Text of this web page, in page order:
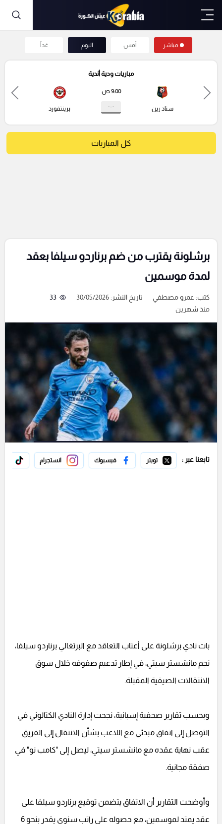
مباشر أمس اليوم غداً
مباريات ودية أندية
ستاد رين
9:00 ص
- : - برينتفورد
كل المباريات
برشلونة يقترب من ضم برناردو سيلفا بعقد
لمدة موسمين
كتب: عمرو مصطفي تاريخ النشر: 30/05/2026
33
منذ شهرين
تابعنا عبر : تويتر فيسبوك انستجرام
بات نادي برشلونة على أعتاب التعاقد مع البرتغالي برناردو سيلفا،
نجم مانشستر سيتي، في إطار تدعيم صفوفه خلال سوق
الانتقالات الصيفية المقبلة.
وبحسب تقارير صحفية إسبانية، نجحت إدارة النادي الكتالوني في
التوصل إلى اتفاق مبدئي مع اللاعب بشأن الانتقال إلى الفريق
عقب نهاية عقده مع مانشستر سيتي، ليصل إلى "كامب نو" في
صفقة مجانية.
وأوضحت التقارير أن الاتفاق يتضمن توقيع برناردو سيلفا على
عقد يمتد لموسمين، مع حصوله على راتب سنوي يقدر بنحو 6